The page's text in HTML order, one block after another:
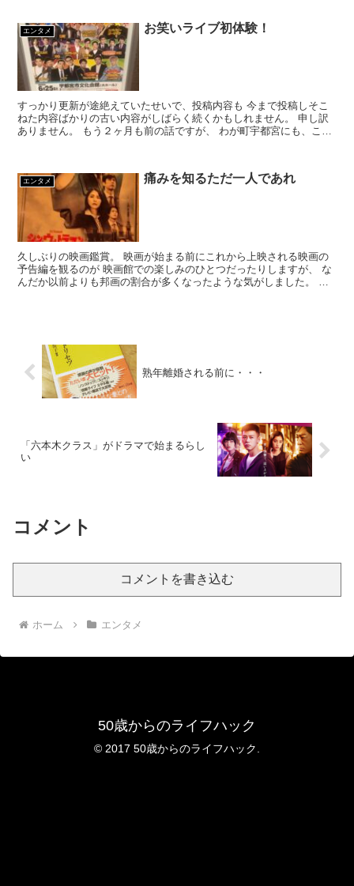
エンタメ お笑いライブ初体験！
すっかり更新が途絶えていたせいで、投稿内容も 今まで投稿しそこ
ねた内容ばかりの古い内容がしばらく続くかもしれません。 申し訳
ありません。 もう２ヶ月も前の話ですが、 わが町宇都宮にも、こん
エンタメ 痛みを知るただ一人であれ
久しぶりの映画鑑賞。 映画が始まる前にこれから上映される映画の
予告編を観るのが 映画館での楽しみのひとつだったりしますが、 な
んだか以前よりも邦画の割合が多くなったような気がしました。 ハ
熟年離婚される前に・・・
「六本木クラス」がドラマで始まるらし
い
コメント
コメントを書き込む
ホーム エンタメ
50歳からのライフハック
© 2017 50歳からのライフハック.